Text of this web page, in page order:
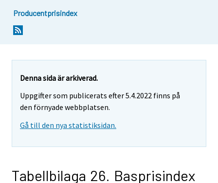
Producentprisindex
Denna sida är arkiverad.
Uppgifter som publicerats efter 5.4.2022 finns på
den förnyade webbplatsen.
Gå till den nya statistiksidan.
Tabellbilaga 26. Basprisindex